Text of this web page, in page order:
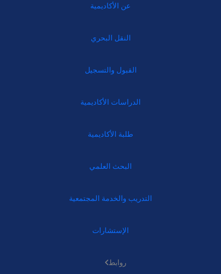
عن الأكاديمية
النقل البحري
القبول والتسجيل
الدراسات الأكاديمية
طلبة الأكاديمية
البحث العلمي
التدريب والخدمة المجتمعية
الإستشارات
روابط